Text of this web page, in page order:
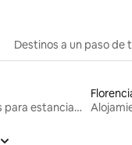
Destinos a un paso de
Alojamientos para estancias largas